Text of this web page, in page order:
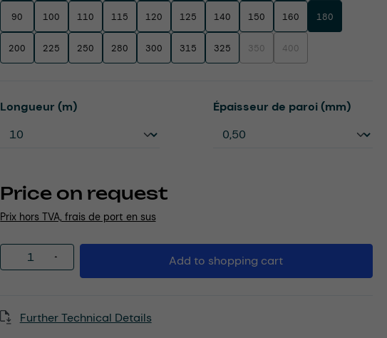
Price on request
Prix hors TVA, frais de port en sus
90 100 110 115 120 125 140 150 160 180
200 225 250 280 300 315 325 350(This option is currently unavailable.)
400(This option is currently
Select
Longueur (m) Select
Épaisseur de paroi (mm)
Product Quantity: Enter the desired amount
Add to shopping cart
Further Technical Details